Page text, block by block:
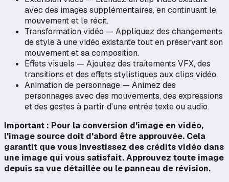
avec des images supplémentaires, en continuant le
mouvement et le récit.
Transformation vidéo — Appliquez des changements
de style à une vidéo existante tout en préservant son
mouvement et sa composition.
Effets visuels — Ajoutez des traitements VFX, des
transitions et des effets stylistiques aux clips vidéo.
Animation de personnage — Animez des
personnages avec des mouvements, des expressions
et des gestes à partir d'une entrée texte ou audio.
Important : Pour la conversion d'image en vidéo,
l'image source doit d'abord être approuvée. Cela
garantit que vous investissez des crédits vidéo dans
une image qui vous satisfait. Approuvez toute image
depuis sa vue détaillée ou le panneau de révision.